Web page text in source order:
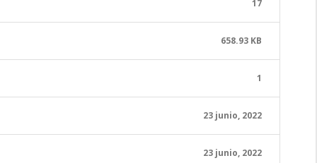
17
658.93 KB
1
23 junio, 2022
23 junio, 2022